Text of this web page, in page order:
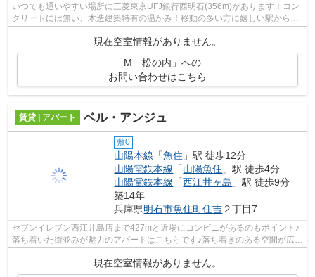
いつでも通いやすい場所に三菱東京UFJ銀行西明石(356m)があります！コン
クリートには無い、木造建築特有の温かみ！移動の多い方に嬉しい駅から徒
現在空室情報がありません。
「M 松の内」への
お問い合わせはこちら
賃貸 | アパート ベル・アンジュ
敷0
山陽本線 「魚住 」駅 徒歩12分
山陽電鉄本線 「山陽魚住 」駅 徒歩4分
山陽電鉄本線 「西江井ヶ島 」駅 徒歩9分
築14年
兵庫県明石市魚住町住吉２丁目7
セブンイレブン西江井島店まで427mと近場にコンビニがあるのもポイント♪
落ち着いた街並みが魅力のアパートはこちらです♪落ち着きのある空間が広が
っている、平成24年築の物件です♪車な...
現在空室情報がありません。